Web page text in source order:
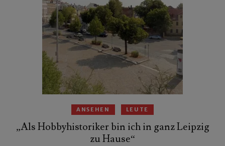
ANSEHEN LEUTE
„Als Hobbyhistoriker bin ich in ganz Leipzig
zu Hause“